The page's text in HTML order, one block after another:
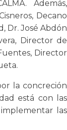
Además,
Decano
Dr. José Abdón
Director de
Director
la concreción
está con las
las